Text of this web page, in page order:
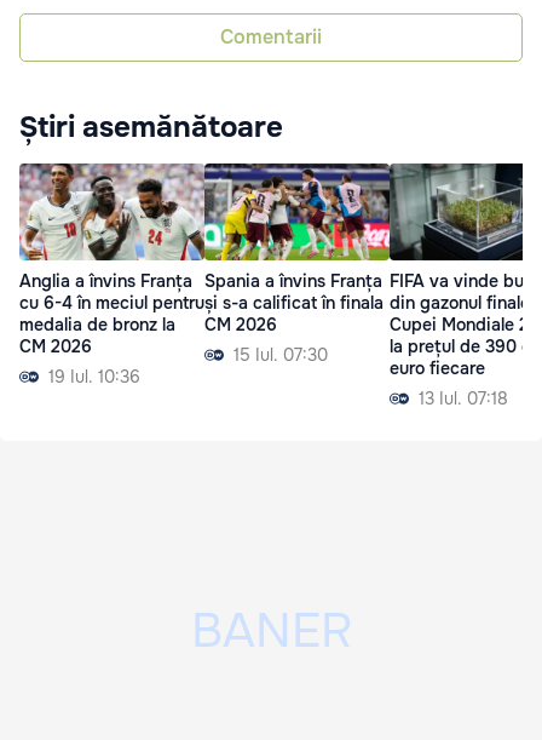
Comentarii
Știri asemănătoare
Anglia a învins Franța
cu 6-4 în meciul pentru
medalia de bronz la
CM 2026
19 Iul. 10:36
Spania a învins Franța
și s-a calificat în finala
CM 2026
15 Iul. 07:30
FIFA va vinde
din gazonul finalei
Cupei Mondiale
la prețul de 390 de
euro fiecare
13 Iul. 07:18